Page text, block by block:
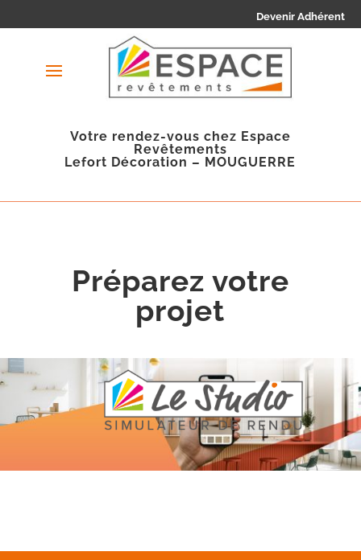
Devenir Adhérent
Votre rendez-vous chez Espace
Revêtements
Lefort Décoration – MOUGUERRE
Préparez votre
projet